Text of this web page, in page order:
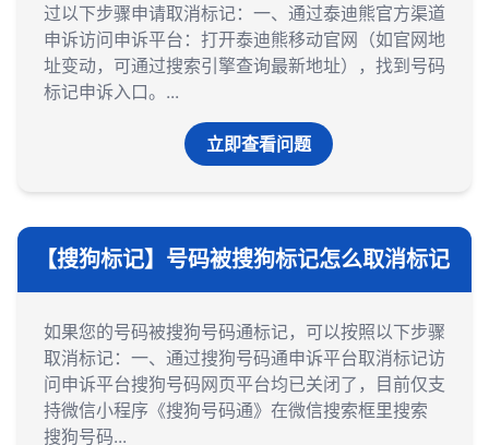
过以下步骤申请取消标记：一、通过泰迪熊官方渠道
申诉‌访问申诉平台‌：打开泰迪熊移动官网（如官网地
址变动，可通过搜索引擎查询最新地址），找到号码
标记申诉入口。...
立即查看问题
【搜狗标记】号码被搜狗标记怎么取消标记
如果您的号码被搜狗号码通标记，可以按照以下步骤
取消标记：一、通过搜狗号码通申诉平台取消标记‌访
问申诉平台‌搜狗号码网页平台均已关闭了，目前仅支
持微信小程序《搜狗号码通》在微信搜索框里搜索
搜狗号码...